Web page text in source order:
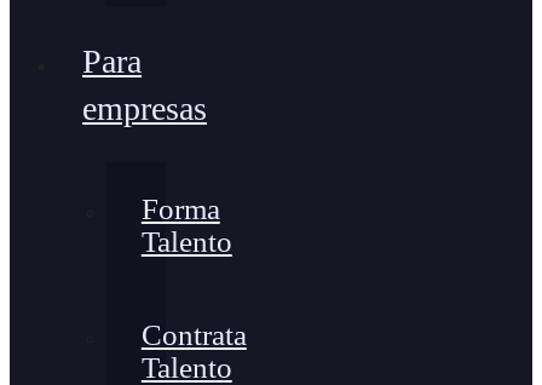
Para
empresas
Forma
Talento
Contrata
Talento